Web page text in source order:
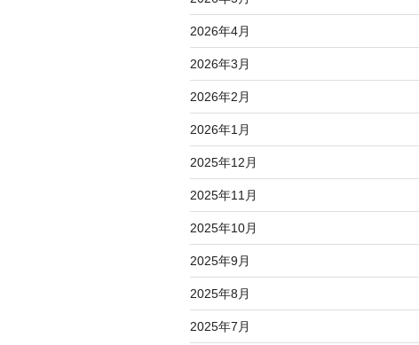
2026年4月
2026年3月
2026年2月
2026年1月
2025年12月
2025年11月
2025年10月
2025年9月
2025年8月
2025年7月